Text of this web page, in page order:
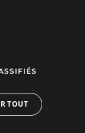
sont réservés
TOUT